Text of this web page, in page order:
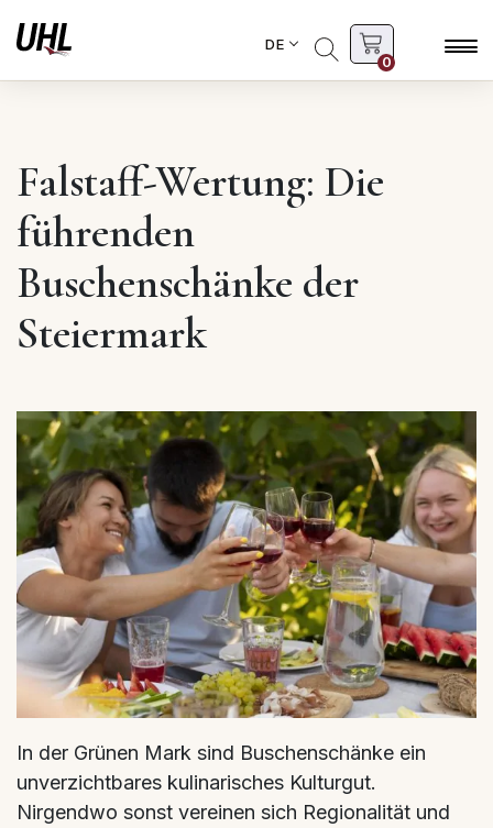
DE
0
Falstaff-Wertung: Die
führenden
Buschenschänke der
Steiermark
In der Grünen Mark sind Buschenschänke ein
unverzichtbares kulinarisches Kulturgut.
Nirgendwo sonst vereinen sich Regionalität und